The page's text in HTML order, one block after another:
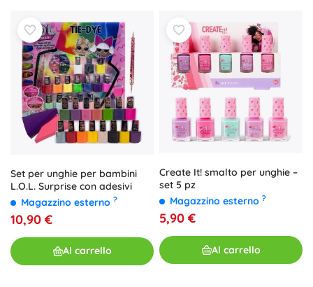
Set per unghie per bambini
L.O.L. Surprise con adesivi
Magazzino esterno ?
10,90 €
Al carrello
Create It! smalto per unghie –
set 5 pz
Magazzino esterno ?
5,90 €
Al carrello